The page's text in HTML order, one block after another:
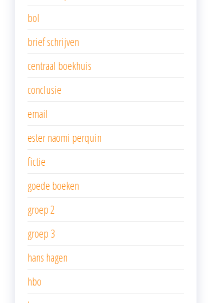
bol
brief schrijven
centraal boekhuis
conclusie
email
ester naomi perquin
fictie
goede boeken
groep 2
groep 3
hans hagen
hbo